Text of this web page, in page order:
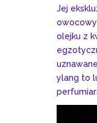
Jej
owocowy
olejku z
ylang to